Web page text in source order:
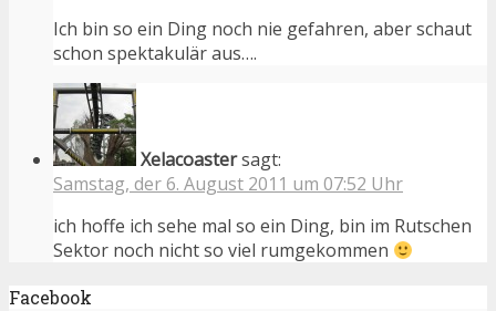
Ich bin so ein Ding noch nie gefahren, aber schaut
schon spektakulär aus….
Xelacoastersagt:
Samstag, der 6. August 2011 um 07:52 Uhr
ich hoffe ich sehe mal so ein Ding, bin im Rutschen
Sektor noch nicht so viel rumgekommen
Facebook